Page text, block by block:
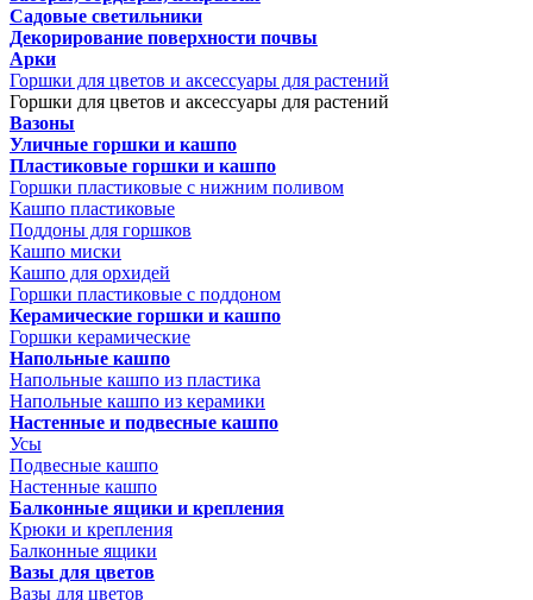
Садовые светильники
Декорирование поверхности почвы
Арки
Горшки для цветов и аксессуары для растений
Горшки для цветов и аксессуары для растений
Вазоны
Уличные горшки и кашпо
Пластиковые горшки и кашпо
Горшки пластиковые с нижним поливом
Кашпо пластиковые
Поддоны для горшков
Кашпо миски
Кашпо для орхидей
Горшки пластиковые с поддоном
Керамические горшки и кашпо
Горшки керамические
Напольные кашпо
Напольные кашпо из пластика
Напольные кашпо из керамики
Настенные и подвесные кашпо
Усы
Подвесные кашпо
Настенные кашпо
Балконные ящики и крепления
Крюки и крепления
Балконные ящики
Вазы для цветов
Вазы для цветов